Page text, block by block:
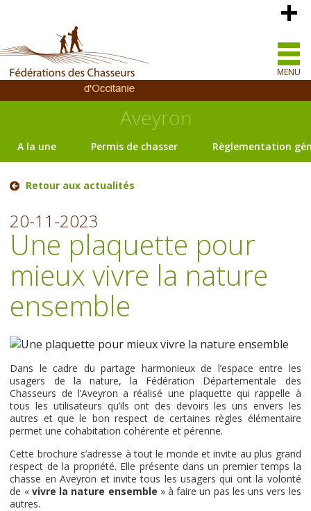
MENU
Aveyron
A la une Permis de chasser Règlementation
Retour aux actualités
20-11-2023
Une plaquette pour
mieux vivre la nature
ensemble
Dans le cadre du partage harmonieux de l’espace entre les
usagers de la nature, la Fédération Départementale des
Chasseurs de l’Aveyron a réalisé une plaquette qui rappelle à
tous les utilisateurs qu’ils ont des devoirs les uns envers les
autres et que le bon respect de certaines règles élémentaire
permet une cohabitation cohérente et pérenne.
Cette brochure s’adresse à tout le monde et invite au plus grand
respect de la propriété. Elle présente dans un premier temps la
chasse en Aveyron et invite tous les usagers qui ont la volonté
de « vivre la nature ensemble » à faire un pas les uns vers les
autres.